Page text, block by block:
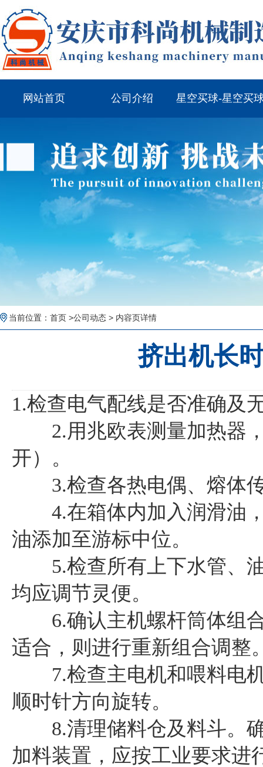
网站首页 公司介绍 星空买球-星空买
当前位置： 首页 >公司动态 > 内容页详情
挤出机长
1.检查电气配线是否准确及
2.用兆欧表测量加热器，
开）。
3.检查各热电偶、熔体传
4.在箱体内加入润滑油，
油添加至游标中位。
5.检查所有上下水管、油
均应调节灵便。
6.确认主机螺杆筒体组合
适合，则进行重新组合调整
7.检查主电机和喂料电机
顺时针方向旋转。
8.清理储料仓及料斗。确
加料装置，应按工业要求进